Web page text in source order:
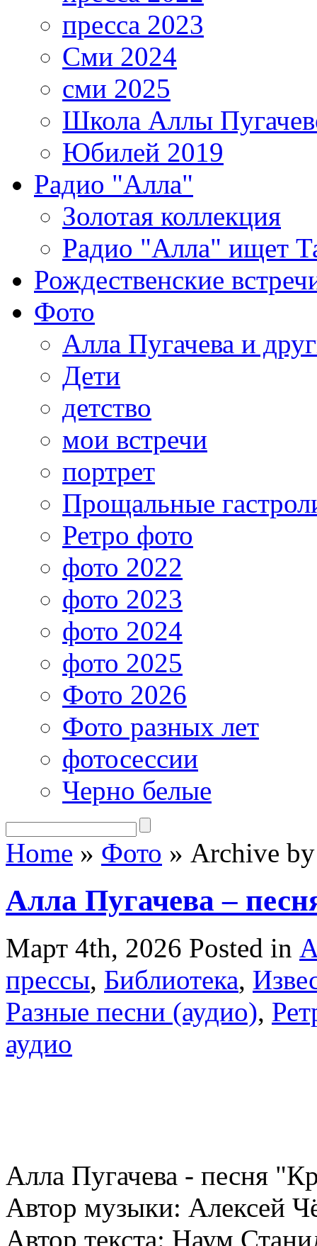
пресса 2023
Сми 2024
сми 2025
Школа Аллы
Юбилей 2019
Радио "Алла"
Золотая коллекция
Радио "Алла" ищет
Рождественские
Фото
Алла Пугачева и
Дети
детство
мои встречи
портрет
Прощальные
Ретро фото
фото 2022
фото 2023
фото 2024
фото 2025
Фото 2026
Фото разных лет
фотосессии
Черно белые
Home » Фото » Archive
Алла Пугачева –
Март 4th, 2026 Posted in
прессы, Библиотека,
Разные песни (аудио),
аудио
Алла Пугачева - песня
Автор музыки: Алексей
Автор текста: Наум